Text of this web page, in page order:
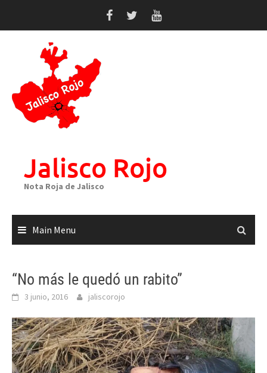
Jalisco Rojo
Nota Roja de Jalisco
Main Menu
“No más le quedó un rabito”
3 junio, 2016 jaliscorojo